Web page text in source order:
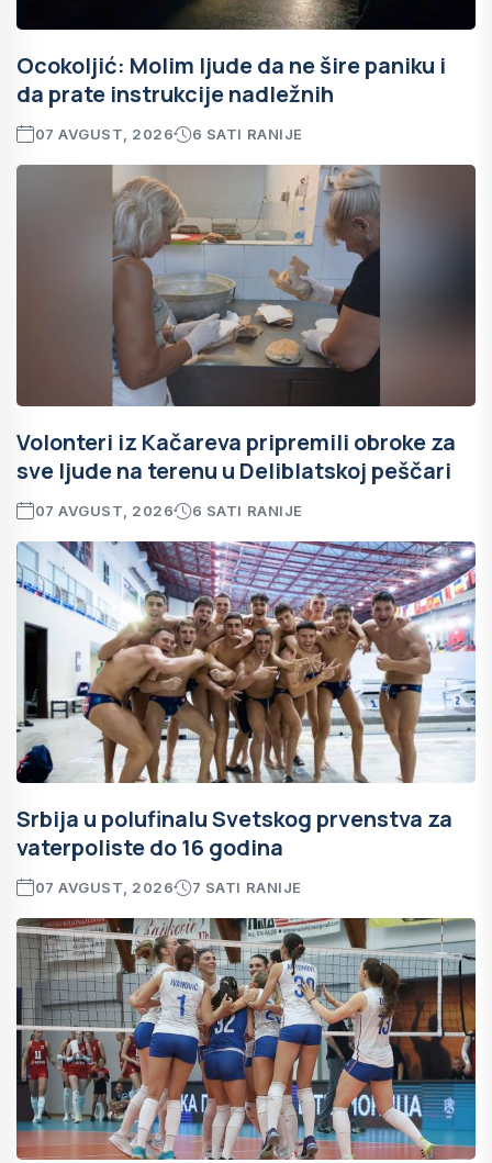
Ocokoljić: Molim ljude da ne šire paniku i
da prate instrukcije nadležnih
07 AVGUST, 2026 6 SATI RANIJE
Volonteri iz Kačareva pripremili obroke za
sve ljude na terenu u Deliblatskoj peščari
07 AVGUST, 2026 6 SATI RANIJE
Srbija u polufinalu Svetskog prvenstva za
vaterpoliste do 16 godina
07 AVGUST, 2026 7 SATI RANIJE